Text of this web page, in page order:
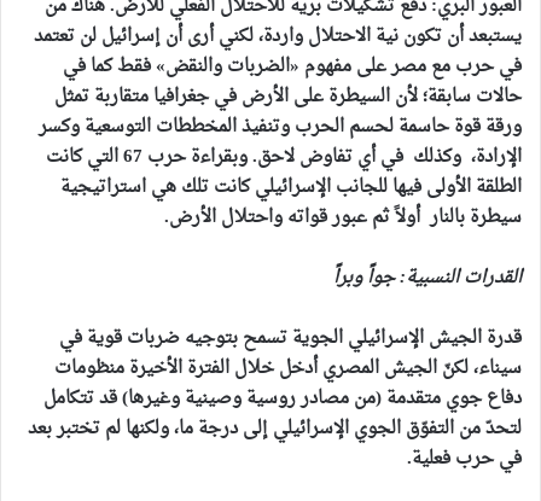
يستبعد أن تكون نية الاحتلال واردة، لكني أرى أن إسرائيل لن تعتمد
في حرب مع مصر على مفهوم «الضربات والنقض» فقط كما في
حالات سابقة؛ لأن السيطرة على الأرض في جغرافيا متقاربة تمثل
ورقة قوة حاسمة لحسم الحرب وتنفيذ المخططات التوسعية وكسر
الإرادة، وكذلك في أي تفاوض لاحق. وبقراءة حرب 67 التي كانت
الطلقة الأولى فيها للجانب الإسرائيلي كانت تلك هي استراتيجية
سيطرة بالنار أولاً ثم عبور قواته واحتلال الأرض.
القدرات النسبية: جواً وبراً
قدرة الجيش الإسرائيلي الجوية تسمح بتوجيه ضربات قوية في
سيناء، لكنّ الجيش المصري أدخل خلال الفترة الأخيرة منظومات
دفاع جوي متقدمة (من مصادر روسية وصينية وغيرها) قد تتكامل
لتحدّ من التفوّق الجوي الإسرائيلي إلى درجة ما، ولكنها لم تختبر بعد
في حرب فعلية.